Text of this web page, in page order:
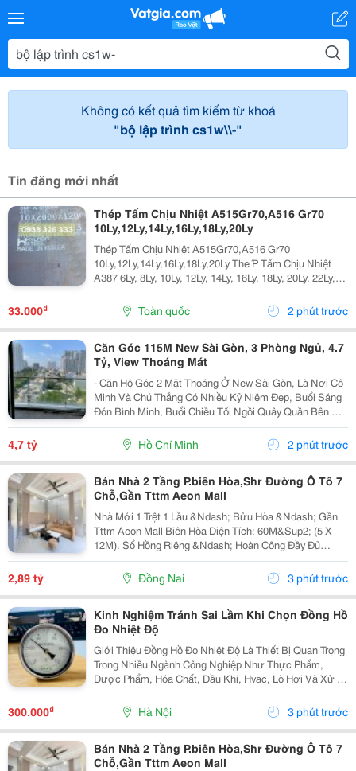
Không có kết quả tìm kiếm từ khoá
"bộ lập trình cs1w\\-"
Tin đăng mới nhất
Thép Tấm Chịu Nhiệt A515Gr70,A516 Gr70
10Ly,12Ly,14Ly,16Ly,18Ly,20Ly
Thép Tấm Chịu Nhiệt A515Gr70,A516 Gr70
10Ly,12Ly,14Ly,16Ly,18Ly,20Ly The ́P Tấm Chịu Nhiệt
A387 6Ly, 8Ly, 10Ly, 12Ly, 14Ly, 16Ly, 18Ly, 20Ly, 22Ly,
25Ly, 30Ly, 35Ly Thép Tấm Chịu Nhiệt ,16Mo3,13Crmo
4-5 A515 Gr70 A387 6Ly, 8Ly,...
33.000₫ Toàn quốc 2 phút trước
Căn Góc 115M New Sài Gòn, 3 Phòng Ngủ, 4.7
Tỷ, View Thoáng Mát
- Căn Hộ Góc 2 Mặt Thoáng Ở New Sài Gòn, Là Nơi Cô
Minh Và Chú Thắng Có Nhiều Kỷ Niệm Đẹp, Buổi Sáng
Đón Bình Minh, Buổi Chiều Tối Ngồi Quây Quần Bên Gia
Đình. Nay Chuẩn Bị Sang Ở Căn Biệt Thự Nên Đành
Gửi Gắm Căn Hộ Này Lại Với Giá 4.7 Tỷ - Căn Hộ...
4,7 tỷ Hồ Chí Minh 2 phút trước
Bán Nhà 2 Tầng P.biên Hòa,Shr Đường Ô Tô 7
Chỗ,Gần Tttm Aeon Mall
Nhà Mới 1 Trệt 1 Lầu &Ndash; Bửu Hòa &Ndash; Gần
Tttm Aeon Mall Biên Hòa Diện Tích: 60M&Sup2; (5 X
12M). Sổ Hồng Riêng &Ndash; Hoàn Công Đầy Đủ
&Ndash; Hỗ Trợ Vay Ngân Hàng Đến 80%. Đường Ô Tô
7 Chỗ Vào Tận Nhà Công Năng:1 Trệt 1 Lầu: 3 Phòng...
2,89 tỷ Đồng Nai 3 phút trước
Kinh Nghiệm Tránh Sai Lầm Khi Chọn Đồng Hồ
Đo Nhiệt Độ
Giới Thiệu Đồng Hồ Đo Nhiệt Độ Là Thiết Bị Quan Trọng
Trong Nhiều Ngành Công Nghiệp Như Thực Phẩm,
Dược Phẩm, Hóa Chất, Dầu Khí, Hvac, Lò Hơi Và Xử Lý
Nước. Tuy Nhiên, Không Phải Loại Đồng Hồ Đo Nhiệt
Độ Chân Sau Nào Cũng Phù Hợp Với Mọi Môi Trường...
300.000₫ Hà Nội 3 phút trước
Bán Nhà 2 Tầng P.biên Hòa,Shr Đường Ô Tô 7
Chỗ,Gần Tttm Aeon Mall